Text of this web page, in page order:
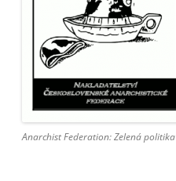
Anarchist Federation: Zelená politika